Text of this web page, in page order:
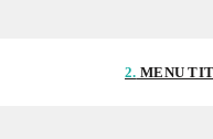
2. MENU